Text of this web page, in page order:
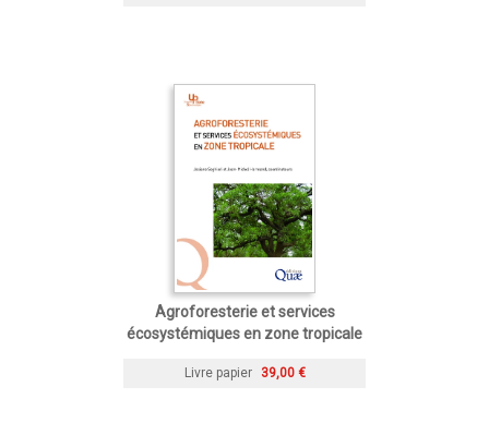
Agroforesterie et services
écosystémiques en zone tropicale
Livre papier 39,00 €